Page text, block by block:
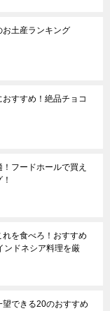
お土産ランキング
おすすめ！絶品チョコ
フードホールで買え
れを食べろ！おすすめ
ンドネシア料理を厳
望できる20のおすすめ